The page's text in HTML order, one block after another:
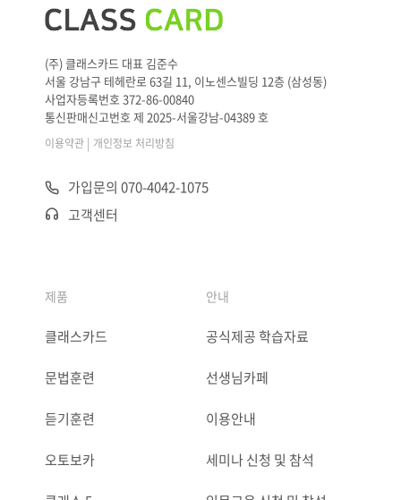
(주) 클래스카드 대표 김준수
서울 강남구 테헤란로 63길 11, 이노센스빌딩 12층 (삼성동)
사업자등록번호 372-86-00840
통신판매신고번호 제 2025-서울강남-04389 호
이용약관 | 개인정보 처리방침
가입문의 070-4042-1075
고객센터
제품
클래스카드
문법훈련
듣기훈련
오토보카
안내
공식제공 학습자료
선생님카페
이용안내
세미나 신청 및 참석